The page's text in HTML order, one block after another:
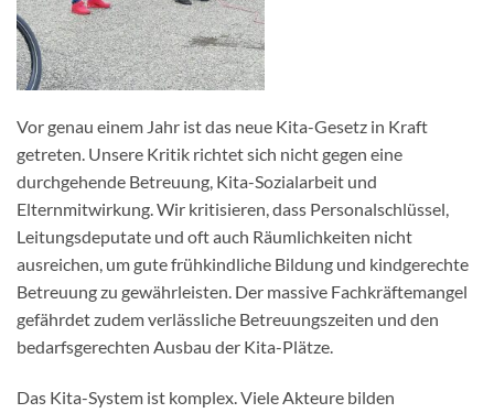
Vor genau einem Jahr ist das neue Kita-Gesetz in Kraft
getreten. Unsere Kritik richtet sich nicht gegen eine
durchgehende Betreuung, Kita-Sozialarbeit und
Elternmitwirkung. Wir kritisieren, dass Personalschlüssel,
Leitungsdeputate und oft auch Räumlichkeiten nicht
ausreichen, um gute frühkindliche Bildung und kindgerechte
Betreuung zu gewährleisten. Der massive Fachkräftemangel
gefährdet zudem verlässliche Betreuungszeiten und den
bedarfsgerechten Ausbau der Kita-Plätze.
Das Kita-System ist komplex. Viele Akteure bilden